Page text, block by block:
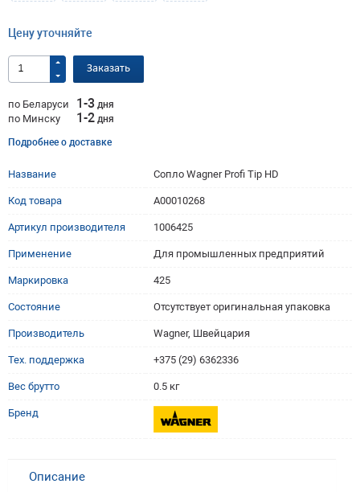
Цену уточняйте
Заказать
по Беларуси 1-3 дня
по Минску 1-2 дня
Подробнее о доставке
Название Сопло Wagner Profi Tip HD
Код товара A00010268
Артикул производителя 1006425
Применение Для промышленных предприятий
Маркировка 425
Состояние Отсутствует оригинальная упаковка
Производитель Wagner, Швейцария
Тех. поддержка +375 (29) 6362336
Вес брутто 0.5 кг
Бренд
Описание